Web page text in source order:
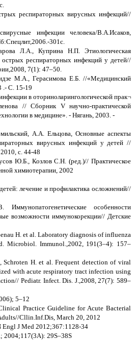
респираторных вирусных инфекций//
инфекции человека/В.А.Исаков,
301с.
Л.А., Куприна Н.П. Этиологическая
острых респираторных инфекций у детей//
7(1): 47–50.
М.А., Герасимова Е.Б. //«Медицинский
.- С. 15-19
в оториноларингологической прак¬
// Сборник V научно-практической
в медицине». - Нягань, 2003. -
А.А. Ельцова, Основные аспекты
вирусных инфекций у детей //
с. 44-48
Ю.Б., Козлов С.Н. (ред.)// Практическое
химиотерапии, 2002
лечение и профилактика осложнений//
особенности
возможности иммунокорекции// Детские
H. et al. Laboratory diagnosis of influenza
Immunol.,2002, 191(3–4): 157–
H. et al. Frequent detection of viral
with acute respiratory tract infection using
Pediatr. Infect. Dis. J.,2008, 27(7): 589–
5–12
Practice Guideline for Acute Bacterial
Cllin.Inf.Dis, March 20, 2012
J Med 2012;367:1128-34
29S–38S